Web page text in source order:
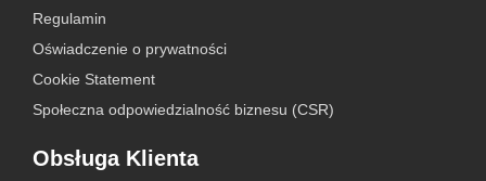
Regulamin
Oświadczenie o prywatności
Cookie Statement
Społeczna odpowiedzialność biznesu (CSR)
Obsługa Klienta